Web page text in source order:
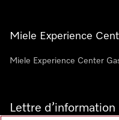
Miele Experience
Miele Experience Center
Lettre d’information